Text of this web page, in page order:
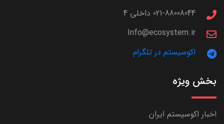
021-88008044 داخلی 4
Info@ecosystem.ir
اکوسیستم در تلگرام
بخش ویژه
اخبار اکوسیستم ایران